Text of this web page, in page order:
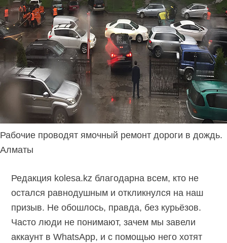
Рабочие проводят ямочный ремонт дороги в дождь.
Алматы
Редакция kolesa.kz благодарна всем, кто не
остался равнодушным и откликнулся на наш
призыв. Не обошлось, правда, без курьёзов.
Часто люди не понимают, зачем мы завели
аккаунт в WhatsApp, и с помощью него хотят